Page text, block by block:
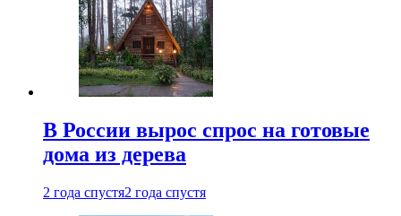
В России вырос спрос на готовые
дома из дерева
2 года спустя2 года спустя